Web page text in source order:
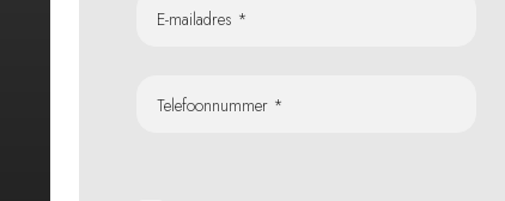
E-mailadres *
Telefoonnummer *